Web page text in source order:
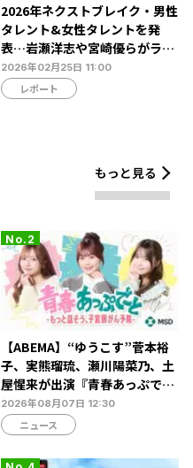
2026年ネクストブレイク・男性
タレント&女性タレントを発
表…岩瀬洋志や宮崎優らがラン
クイン【タレントパワーランキ
ング】
2026年02月25日 11:00
レポート
もっと見る
【ABEMA】“ゆうこす”菅本裕
子、実熊瑠琉、瀬川陽菜乃、土
屋惺来が出演『青春あっぷで～
と -もっと話そう、子宮頸がん
予防-』放送決定…恋愛・人間
関係からカラダの悩みまで本音
トーク
2026年08月07日 12:30
ニュース